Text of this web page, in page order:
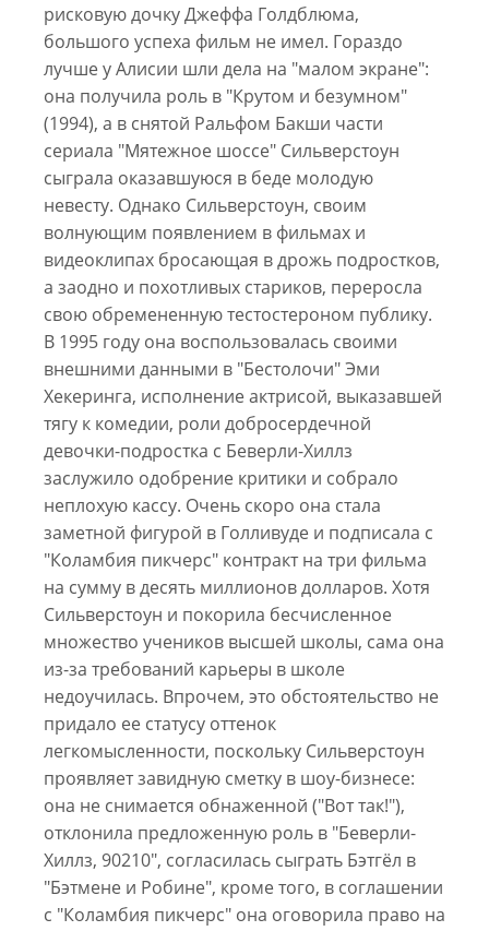
рисковую дочку Джеффа Голдблюма,
большого успеха фильм не имел. Гораздо
лучше у Алисии шли дела на "малом экране":
она получила роль в "Крутом и безумном"
(1994), а в снятой Ральфом Бакши части
сериала "Мятежное шоссе" Сильверстоун
сыграла оказавшуюся в беде молодую
невесту. Однако Сильверстоун, своим
волнующим появлением в фильмах и
видеоклипах бросающая в дрожь подростков,
а заодно и похотливых стариков, переросла
свою обремененную тестостероном публику.
В 1995 году она воспользовалась своими
внешними данными в "Бестолочи" Эми
Хекеринга, исполнение актрисой, выказавшей
тягу к комедии, роли добросердечной
девочки-подростка с Беверли-Хиллз
заслужило одобрение критики и собрало
неплохую кассу. Очень скоро она стала
заметной фигурой в Голливуде и подписала с
"Коламбия пикчерс" контракт на три фильма
на сумму в десять миллионов долларов. Хотя
Сильверстоун и покорила бесчисленное
множество учеников высшей школы, сама она
из-за требований карьеры в школе
недоучилась. Впрочем, это обстоятельство не
придало ее статусу оттенок
легкомысленности, поскольку Сильверстоун
проявляет завидную сметку в шоу-бизнесе:
она не снимается обнаженной ("Вот так!"),
отклонила предложенную роль в "Беверли-
Хиллз, 90210", согласилась сыграть Бэтгёл в
"Бэтмене и Робине", кроме того, в соглашении
с "Коламбия пикчерс" она оговорила право на